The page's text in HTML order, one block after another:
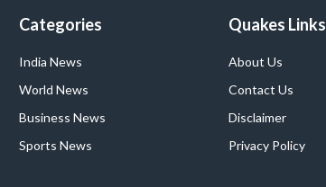
Categories
India News
World News
Business News
Sports News
Quakes Links
About Us
Contact Us
Disclaimer
Privacy Policy